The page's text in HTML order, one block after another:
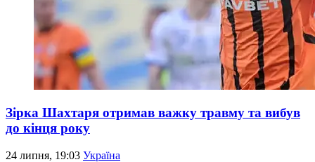
Зірка Шахтаря отримав важку травму та вибув
до кінця року
24 липня, 19:03 Україна